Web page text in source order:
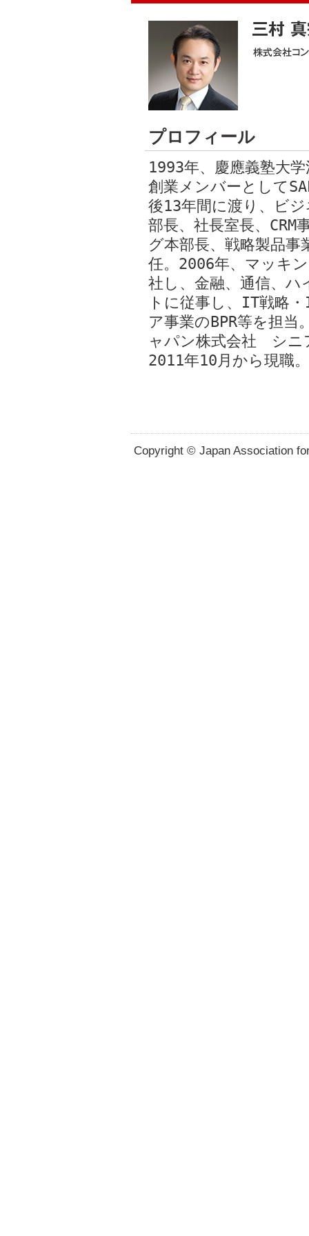
プロフィール
1993年、慶應義塾大
創業メンバーとして
後13年間に渡り、ビ
部長、社長室長、
グ本部長、戦略製品
任。2006年、マッキ
社し、金融、通信、
トに従事し、IT戦略
ア事業のBPR等を担
ャパン株式会社 シニ
2011年10月から現職。
Copyright © Japan Association